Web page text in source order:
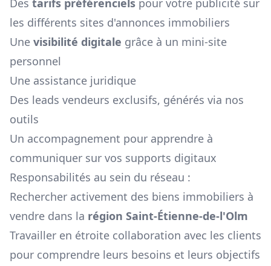
Des tarifs préférenciels pour votre publicité sur
les différents sites d'annonces immobiliers
Une visibilité digitale grâce à un mini-site
personnel
Une assistance juridique
Des leads vendeurs exclusifs, générés via nos
outils
Un accompagnement pour apprendre à
communiquer sur vos supports digitaux
Responsabilités au sein du réseau :
Rechercher activement des biens immobiliers à
vendre dans la région Saint-Étienne-de-l'Olm
Travailler en étroite collaboration avec les clients
pour comprendre leurs besoins et leurs objectifs